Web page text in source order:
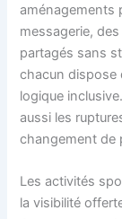
aménagements
messagerie,
partagés sans
chacun dispose
logique
aussi les
changement de
Les activités
la visibilité